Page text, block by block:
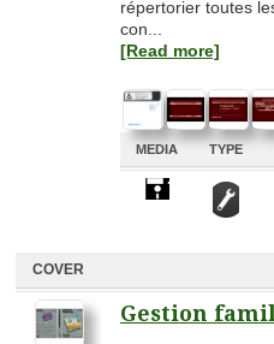
répertorier toutes
con...
[Read more]
MEDIA TYPE
A
COVER
Gestion